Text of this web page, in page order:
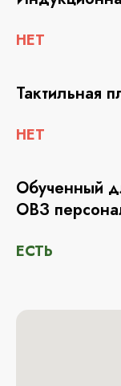
НЕТ
Тактильная
НЕТ
Обученный
ОВЗ
ЕСТЬ